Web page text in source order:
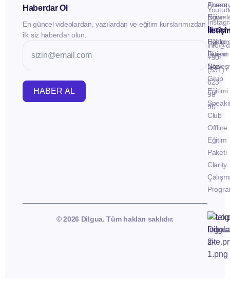
Haberdar Ol
En güncel videolardan, yazılardan ve eğitim kurslarımızdan
ilk siz haberdar olun.
HABER AL
İletişim
Fluent
Now -
Birebir
Eğitim
Fluent
Now -
Grup
Eğitimi
Club
Offline
Eğitim
Paketi
Clarity
+90
(531)
623
98
90
© 2026 Dilgua. Tüm hakları saklıdır.